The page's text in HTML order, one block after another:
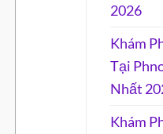
2026
Khám
Tại
Nhất
Khám